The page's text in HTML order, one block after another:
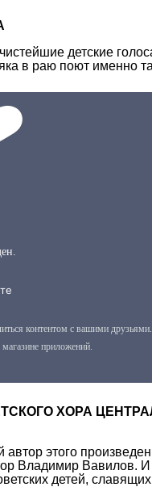
детские
в раю поют именно
ХОРА
автор этого
Владимир Вавилов.
детей,